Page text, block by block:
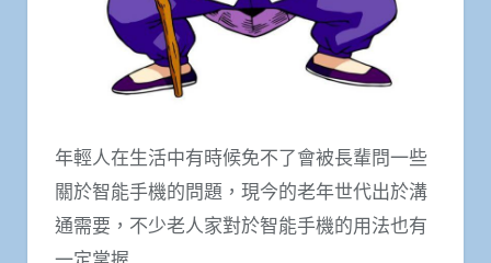
年輕人在生活中有時候免不了會被長輩問一些
關於智能手機的問題，現今的老年世代出於溝
通需要，不少老人家對於智能手機的用法也有